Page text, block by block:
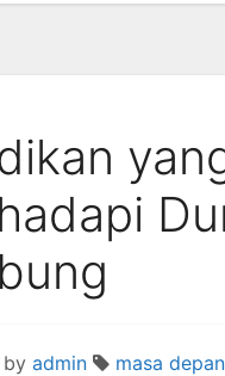
by admin masa